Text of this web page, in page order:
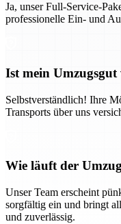
Ja, unser Full-Service-
professionelle Ein- und
Ist mein Umzugsgut
Selbstverständlich! Ihre
Transports über uns
Wie läuft der
Unser Team erscheint
sorgfältig ein und bringt
und zuverlässig.